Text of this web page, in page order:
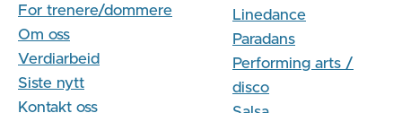
For trenere/dommere
Om oss
Verdiarbeid
Siste nytt
Kontakt oss
Linedance
Paradans
Performing arts /
disco